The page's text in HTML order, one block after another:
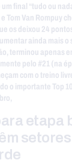
final “tudo ou
Tom Van Rompuy
os deixou 24
ainda mais o
terminou apenas
pelo #21 (na
com o treino
o importante Top
etapa